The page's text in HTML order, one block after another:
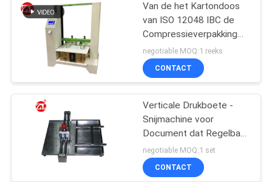
Verpakkend het
Testen Materiaal
105
Helm het Testen
51
Van de het Kartondoos
van ISO 12048 IBC de
Compressieverpakking
het Testen Materiaal
negotiable MOQ:1 reeks
CONTACT
Verticale Drukboete -
Snijmachine voor
Document dat Regelbare
Schaal 30, 50 mm maakt
negotiable MOQ:1 set
CONTACT